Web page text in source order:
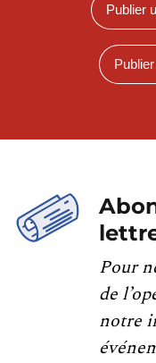
Publier
Pour
de
notre